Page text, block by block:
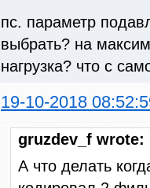
пс. параметр
выбрать? на
нагрузка? что с
19-10-2018
gruzdev_f wrote:
А что делать